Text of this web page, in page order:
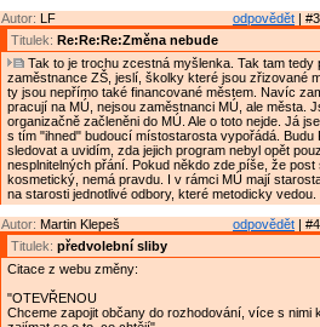
odpovědět |
Autor: LF
Titulek: Re:Re:Re:Změna nebude
Tak to je trochu zcestná myšlenka. Tak tam tedy
zaměstnance ZŠ, jeslí, školky které jsou zřizované
ty jsou nepřímo také financované městem. Navíc
pracují na MÚ, nejsou zaměstnanci MÚ, ale města.
organizačně začleněni do MÚ. Ale o toto nejde. Já
s tím "ihned" budoucí místostarosta vypořádá. Budu
sledovat a uvidím, zda jejich program nebyl opět
nesplnitelných přání. Pokud někdo zde píše, že post
kosmetický, nemá pravdu. I v rámci MÚ mají
na starosti jednotlivé odbory, které metodicky vedou.
odpovědět |
Autor: Martin Klepeš
Titulek: předvolební sliby
Citace z webu změny:
"OTEVŘENOU
Chceme zapojit občany do rozhodování, více s nimi